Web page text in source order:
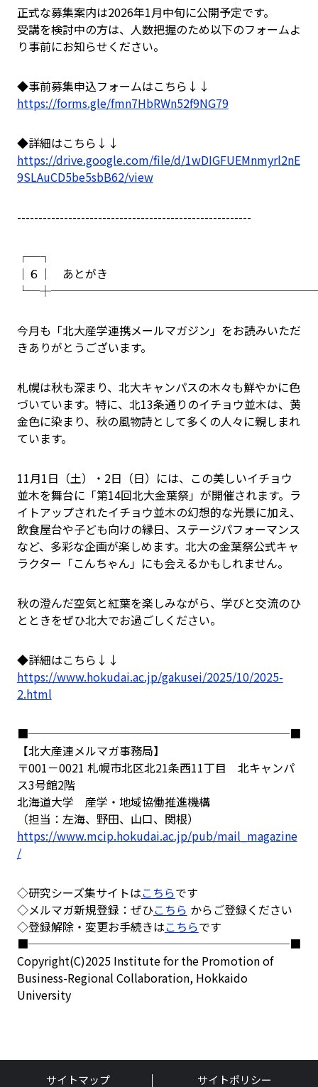
正式な募集案内は2026年1月中旬に公開予定です。
受講を検討中の方は、人数把握のため以下のフォームよ
り事前にお知らせください。
◆事前募集申込フォームはこちら↓↓
https://forms.gle/fmn7HbRWn52f9NG79
◆詳細はこちら↓↓
https://drive.google.com/file/d/1wDIGFUEMnmyrl2nE
9SLAuCD5be5sbB62/view
-------------------------------------------------------
┌─┐
│６│ あとがき
今月も「北大産学連携メールマガジン」をお読みいただ
きありがとうございます。
札幌は秋も深まり、北大キャンパスの木々も鮮やかに色
づいています。特に、北13条通りのイチョウ並木は、黄
金色に染まり、秋の風物詩として多くの人々に親しまれ
ています。
11月1日（土）・2日（日）には、この美しいイチョウ
並木を舞台に「第14回北大金葉祭」が開催されます。ラ
イトアップされたイチョウ並木の幻想的な光景に加え、
飲食屋台や子ども向けの縁日、ステージパフォーマンス
など、多彩な企画が楽しめます。北大の金葉祭公式キャ
ラクター「こんちゃん」にも会えるかもしれません。
秋の澄んだ空気と紅葉を楽しみながら、学びと交流のひ
とときをぜひ北大でお過ごしください。
◆詳細はこちら↓↓
https://www.hokudai.ac.jp/gakusei/2025/10/2025-
2.html
■───────────────────────■
【北大産連メルマガ事務局】
〒001－0021 札幌市北区北21条西11丁目 北キャンパ
ス3号館2階
北海道大学 産学・地域協働推進機構
（担当：左海、野田、山口、関根）
https://www.mcip.hokudai.ac.jp/pub/mail_magazine
/
◇研究シーズ集サイトはこちらです
◇メルマガ新規登録：ぜひこちら からご登録ください
◇登録解除・変更お手続きはこちらです
■───────────────────────■
Copyright(C)2025 Institute for the Promotion of
Business-Regional Collaboration, Hokkaido
University
サイトマップ サイトポリシー